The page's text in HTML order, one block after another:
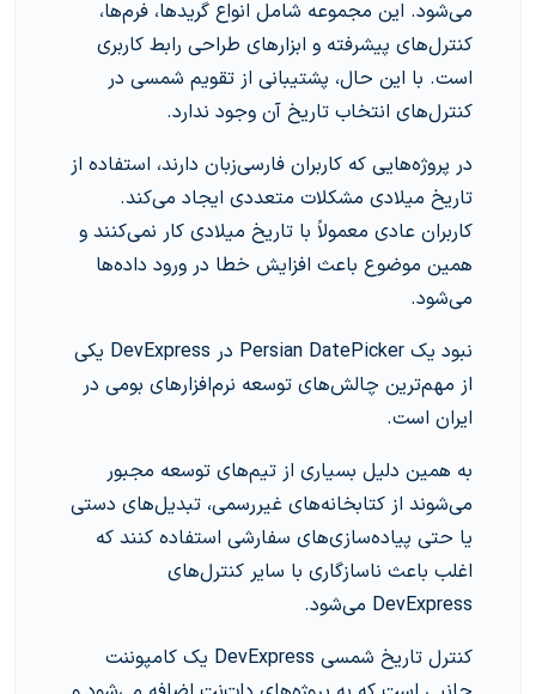
می‌شود. این مجموعه شامل انواع گریدها، فرم‌ها،
کنترل‌های پیشرفته و ابزارهای طراحی رابط کاربری
است. با این حال، پشتیبانی از تقویم شمسی در
کنترل‌های انتخاب تاریخ آن وجود ندارد.
در پروژه‌هایی که کاربران فارسی‌زبان دارند، استفاده از
تاریخ میلادی مشکلات متعددی ایجاد می‌کند.
کاربران عادی معمولاً با تاریخ میلادی کار نمی‌کنند و
همین موضوع باعث افزایش خطا در ورود داده‌ها
می‌شود.
نبود یک Persian DatePicker در DevExpress یکی
از مهم‌ترین چالش‌های توسعه نرم‌افزارهای بومی در
ایران است.
به همین دلیل بسیاری از تیم‌های توسعه مجبور
می‌شوند از کتابخانه‌های غیررسمی، تبدیل‌های دستی
یا حتی پیاده‌سازی‌های سفارشی استفاده کنند که
اغلب باعث ناسازگاری با سایر کنترل‌های
DevExpress می‌شود.
کنترل تاریخ شمسی DevExpress یک کامپوننت